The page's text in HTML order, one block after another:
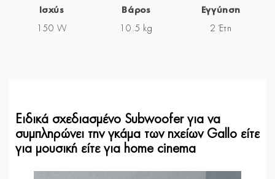
Ισχύς
150 W
Βάρος
10.5 kg
Εγγύηση
2 Έτη
Ειδικά σχεδιασμένο Subwoofer για να
συμπληρώνει την γκάμα των ηχείων Gallo είτε
για μουσική είτε για home cinema